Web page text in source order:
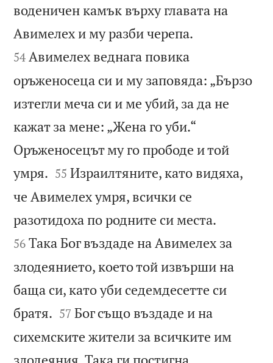
воденичен камък върху главата на
Авимелех и му разби черепа.
54 Авимелех веднага повика
оръженосеца си и му заповяда: „Бързо
изтегли меча си и ме убий, за да не
кажат за мене: „Жена го уби.“
Оръженосецът му го прободе и той
умря. 

55 Израилтяните, като видяха,
че Авимелех умря, всички се
разотидоха по родните си места.
56 Така Бог въздаде на Авимелех за
злодеянието, което той извърши на
баща си, като уби седемдесетте си
братя. 

57 Бог също въздаде и на
сихемските жители за всичките им